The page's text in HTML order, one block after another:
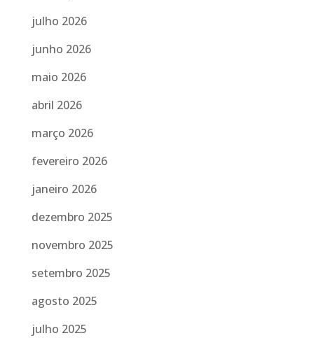
julho 2026
junho 2026
maio 2026
abril 2026
março 2026
fevereiro 2026
janeiro 2026
dezembro 2025
novembro 2025
setembro 2025
agosto 2025
julho 2025